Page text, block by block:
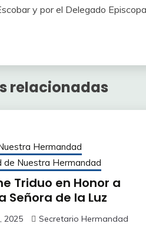
y por el Delegado
relacionadas
Hermandad
de Nuestra Hermandad
Triduo en Honor a
Señora de la Luz
2025 Secretario Hermandad